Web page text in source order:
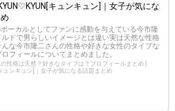
キュンキュン]｜女子が気にな
ーカルとしてファンに感動を与えている今市隆
ドで男らしいイメージとは違い実は天然な性格
んな今市隆二さんの性格や好きな女性のタイプな
フィールについてまとめました。
性格は天然？好きなタイプは？プロフィールまとめ |
ュンキュン]｜女子が気になる話題まとめ